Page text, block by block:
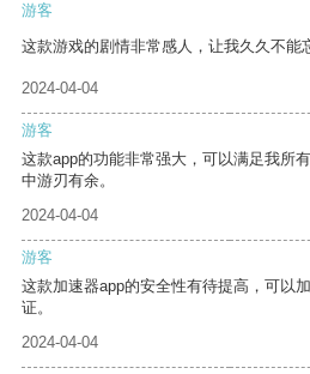
游客
这款游戏的剧情非常感人，让我久久不能
2024-04-04
游客
这款app的功能非常强大，可以满足我所
中游刃有余。
2024-04-04
游客
这款加速器app的安全性有待提高，可以
证。
2024-04-04